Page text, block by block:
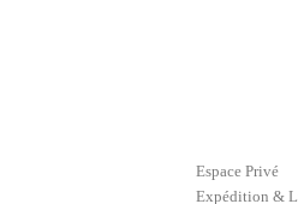
Espace Privé
Expédition &